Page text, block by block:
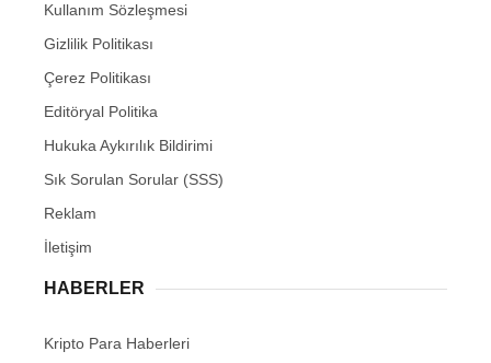
Kullanım Sözleşmesi
Gizlilik Politikası
Çerez Politikası
Editöryal Politika
Hukuka Aykırılık Bildirimi
Sık Sorulan Sorular (SSS)
Reklam
İletişim
HABERLER
Kripto Para Haberleri